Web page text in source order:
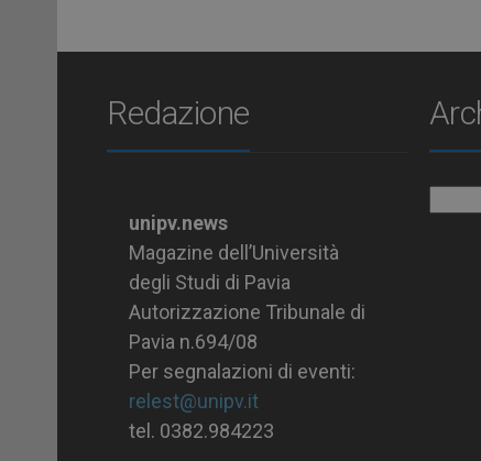
Redazione
unipv.news
Magazine dell’Università
degli Studi di Pavia
Autorizzazione Tribunale di
Pavia n.694/08
Per segnalazioni di eventi:
relest@unipv.it
tel. 0382.984223